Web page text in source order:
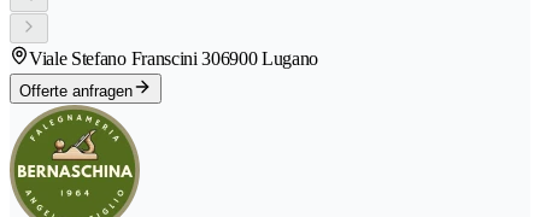
Viale Stefano Franscini 306900 Lugano
Offerte anfragen